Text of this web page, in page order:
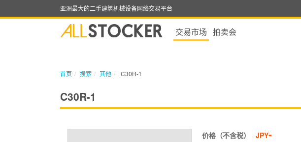
亚洲最大的二手建筑机械设备网络交易平台
交易市场 拍卖会
首页 搜索 其他 C30R-1
C30R-1
价格（不含税） JPY-